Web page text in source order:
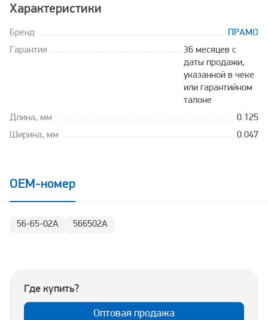
Характеристики
Бренд
ПРАМО
Гарантия
36 месяцев с
даты продажи,
указанной в чеке
или гарантийном
талоне
Длина, мм
0.125
Ширина, мм
0.047
OEM-номер
56-65-02А 566502А
Где купить?
Оптовая продажа